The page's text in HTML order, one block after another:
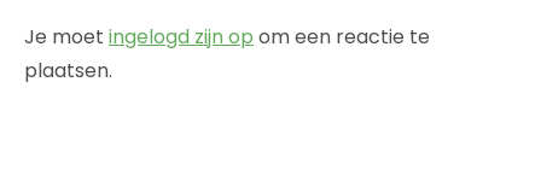
Je moet ingelogd zijn op om een reactie te
plaatsen.